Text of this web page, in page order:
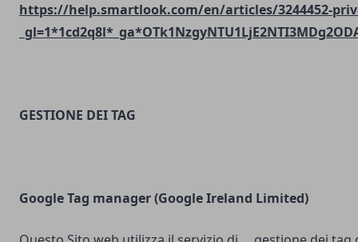
https://help.smartlook.com/en/articles/3244452-
GESTIONE DEI TAG
Google Tag manager (Google Ireland Limited)